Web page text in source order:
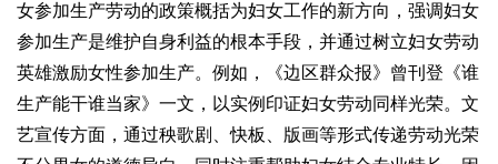
女参加生产劳动的政策概括为妇女工作的新方向，强调妇女
参加生产是维护自身利益的根本手段，并通过树立妇女劳动
英雄激励女性参加生产。例如，《边区群众报》曾刊登《谁
生产能干谁当家》一文，以实例印证妇女劳动同样光荣。文
艺宣传方面，通过秧歌剧、快板、版画等形式传递劳动光荣